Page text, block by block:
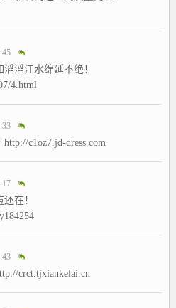
滔江水绵延不绝！
4.html
c1oz7.jd-dress.com
在！
crct.tjxiankelai.cn